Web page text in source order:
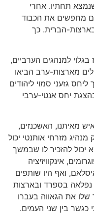
תחתיו. אחרי
מחפשים את הכבוד
הברית. כך
למנהגים הערביים,
מארצות-ערב הביאו
גזעני סמוי ליהודים
יחס אנטי-ערבי
אמרתי שאיש מאיתנו, האשכנזים,
מזרחי אותנטי יכול
יכול להזכיר לו שבמשך
אינקוויזיציה
ואף היו שותפים
נפלאה בספרד ובארצות
שלו את הגאווה בעברו
בין שני העמים.